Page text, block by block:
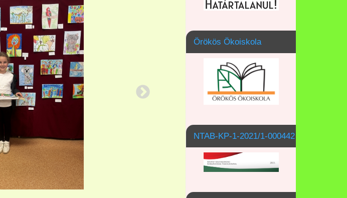
Örökös Ökoiskola
NTAB-KP-1-2021/1-000442